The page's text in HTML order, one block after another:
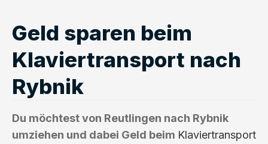
Geld sparen beim
Klaviertransport nach
Rybnik
Du möchtest von Reutlingen nach Rybnik
umziehen und dabei Geld beim Klaviertransport